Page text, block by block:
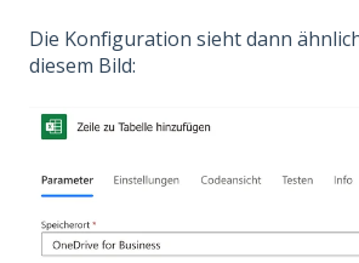
Die Konfiguration sieht dann
diesem Bild: